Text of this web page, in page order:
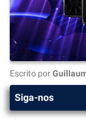
Escrito por
Siga-nos